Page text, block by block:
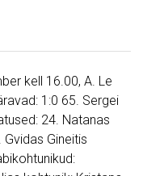
kell 16.00, A. Le
1:0 65. Sergei
24. Natanas
Gineitis